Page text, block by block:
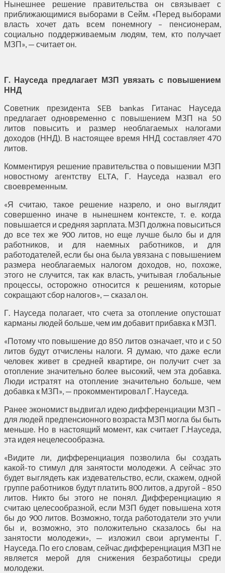
Нынешнее решение правительства он связывает с
приближающимися выборами в Сейм. «Перед выборами
власть хочет дать всем понемногу – пенсионерам,
социально поддерживаемым людям, тем, кто получает
МЗП», — считает он.
Г. Науседа предлагает МЗП увязать с повышением
ННД
Советник президента SEB bankas Гитанас Науседа
предлагает одновременно с повышением МЗП на 50
литов повысить и размер необлагаемых налогами
доходов (ННД). В настоящее время ННД составляет 470
литов.
Комментируя решение правительства о повышении МЗП
новостному агентству ELTA, Г. Науседа назвал его
своевременным.
«Я считаю, такое решение назрело, и оно выглядит
совершенно иначе в нынешнем контексте, т. е. когда
повышается и средняя зарплата. МЗП должна повыситься
до все тех же 900 литов, но еще лучше было бы и для
работников, и для наемных работников, и для
работодателей, если бы она была увязана с повышением
размера необлагаемых налогом доходов, но, похоже,
этого не случится, так как власть, учитывая глобальные
процессы, осторожно относится к решениям, которые
сокращают сбор налогов», — сказал он.
Г. Науседа полагает, что счета за отопление опустошат
карманы людей больше, чем им добавит прибавка к МЗП.
«Потому что повышение до 850 литов означает, что и с 50
литов будут отчислены налоги. Я думаю, что даже если
человек живет в средней квартире, он получит счет за
отопление значительно более высокий, чем эта добавка.
Люди истратят на отопление значительно больше, чем
добавка к МЗП», — прокомментировал Г. Науседа.
Ранее экономист выдвигал идею дифференциации МЗП –
для людей предпенсионного возраста МЗП могла бы быть
меньше. Но в настоящий момент, как считает Г.Науседа,
эта идея нецелесообразна.
«Видите ли, дифференциация позволила бы создать
какой-то стимул для занятости молодежи. А сейчас это
будет выглядеть как издевательство, если, скажем, одной
группе работников будут платить 800 литов, а другой – 850
литов. Никто бы этого не понял. Дифференциацию я
считаю целесообразной, если МЗП будет повышена хотя
бы до 900 литов. Возможно, тогда работодатели это учли
бы и, возможно, это положительно сказалось бы на
занятости молодежи», — изложил свои аргументы Г.
Науседа. По его словам, сейчас дифференциация МЗП не
является мерой для снижения безработицы среди
молодежи.